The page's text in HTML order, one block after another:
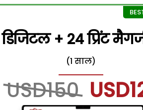
डिजिटल + 24 प्रिंट
(1 साल)
USD150